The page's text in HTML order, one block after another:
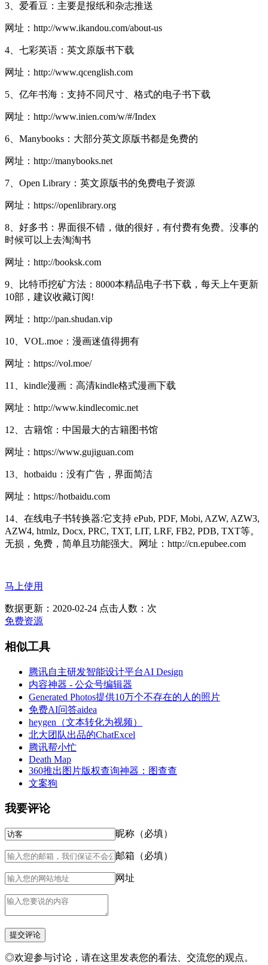
3、爱看豆：主要是报纸和杂志推送
网址：http://www.ikandou.com/about-us
4、七彩英语：英文原版书下载
网址：http://www.qcenglish.com
5、亿年书海：支持不同尺寸、格式的电子书下载
网址：http://www.inien.com/w/#/Index
6、Manybooks：大部分英文原版书都是免费的
网址：http://manybooks.net
7、Open Library：英文原版书的免费电子资源
网址：https://openlibrary.org
8、好多书：界面很不错，做的很好，有付费有免费。没事的
时候可以上去淘淘书
网址：http://booksk.com
9、比特币挖矿方法：8000本精品电子书下载，每天上午更新
10部，建议收藏订阅!
网址：http://pan.shudan.vip
10、VOL.moe：漫画迷值得拥有
网址：https://vol.moe/
11、kindle漫画：高清kindle格式漫画下载
网址：http://www.kindlecomic.net
12、古籍馆：中国最大的古籍图书馆
网址：https://www.gujiguan.com
13、hotbaidu：没有广告，界面简洁
网址：https://hotbaidu.com
14、在线电子书转换器:它支持 ePub, PDF, Mobi, AZW, AZW3,
AZW4, htmlz, Docx, PRC, TXT, LIT, LRF, FB2, PDB, TXT等。
无损，免费，简单且功能强大。网址：http://cn.epubee.com
马上使用
数据更新：2020-02-24 点击人数： 次
免费资源
相似工具
腾讯自主研发智能设计平台AI Design
内容神器 - 公众号编辑器
Generated Photos提供10万个不存在的人的照片
免费AI问答aidea
heygen（文本转化为视频）
北大团队出品的ChatExcel
腾讯帮小忙
Death Map
360推出图片版权查询神器：图查查
文案狗
我要评论
昵称（必填）
邮箱（必填）
网址
◎欢迎参与讨论，请在这里发表您的看法、交流您的观点。